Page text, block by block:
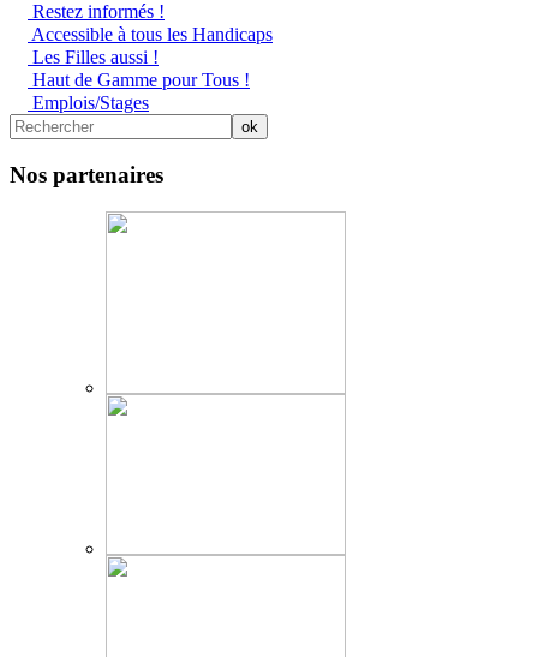
Restez informés !
Accessible à tous les Handicaps
Les Filles aussi !
Haut de Gamme pour Tous !
Emplois/Stages
Nos partenaires